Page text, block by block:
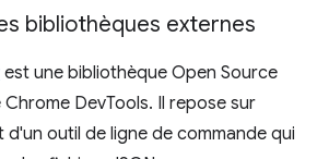
bibliothèques externes
est une bibliothèque Open Source
DevTools. Il repose sur
d'un outil de ligne de commande qui